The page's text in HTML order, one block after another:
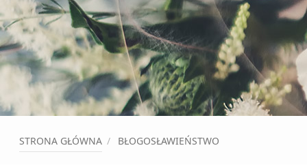
STRONA GŁÓWNA BŁOGOSŁAWIEŃSTWO